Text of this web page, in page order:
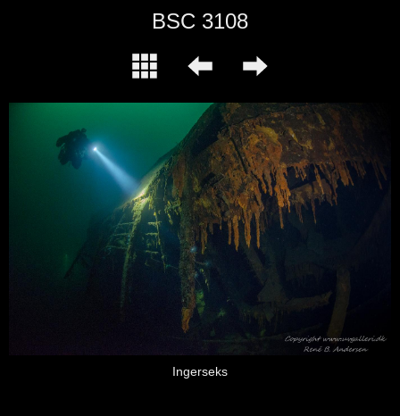
BSC 3108
Ingerseks